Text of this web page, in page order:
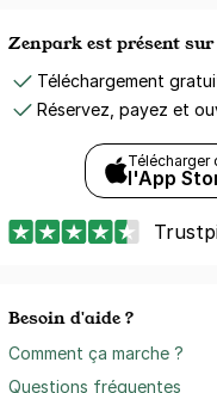
Zenpark est présent
Téléchargement
Réservez, payez et
Télécharger
l'App
Besoin d'aide ?
Comment ça marche ?
Questions fréquentes